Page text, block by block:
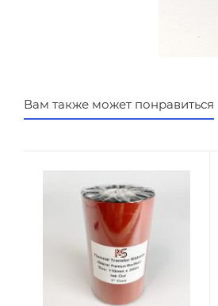
Вам также может понравиться